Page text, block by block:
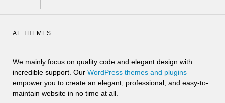
AF THEMES
We mainly focus on quality code and elegant design with
incredible support. Our WordPress themes and plugins
empower you to create an elegant, professional, and easy-to-
maintain website in no time at all.